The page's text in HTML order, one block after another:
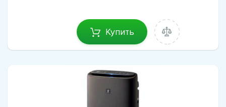
Купить